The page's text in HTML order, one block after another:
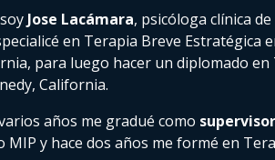
Jose Lacámara, psicóloga clínica
en Terapia Breve Estratégica
para luego hacer un diplomado
California.
años me gradué como
MIP y hace dos años me formé en